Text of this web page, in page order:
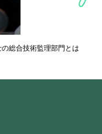
総合技術監理部門とは